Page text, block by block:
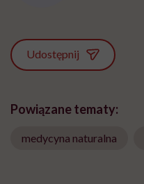
Udostępnij
Powiązane tematy:
medycyna naturalna